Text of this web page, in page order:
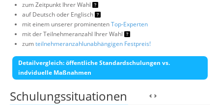
zum Zeitpunkt Ihrer Wahl
auf Deutsch oder Englisch
mit einem unserer prominentenTop-Experten
mit der Teilnehmeranzahl Ihrer Wahl
zumteilnehmeranzahlunabhängigen Festpreis!
Detailvergleich: öffentliche Standardschulungen vs.
indviduelle Maßnahmen
Schulungssituationen